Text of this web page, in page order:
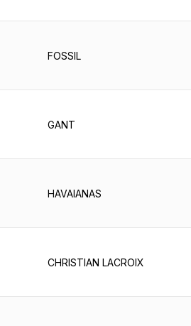
FOSSIL
GANT
HAVAIANAS
CHRISTIAN LACROIX